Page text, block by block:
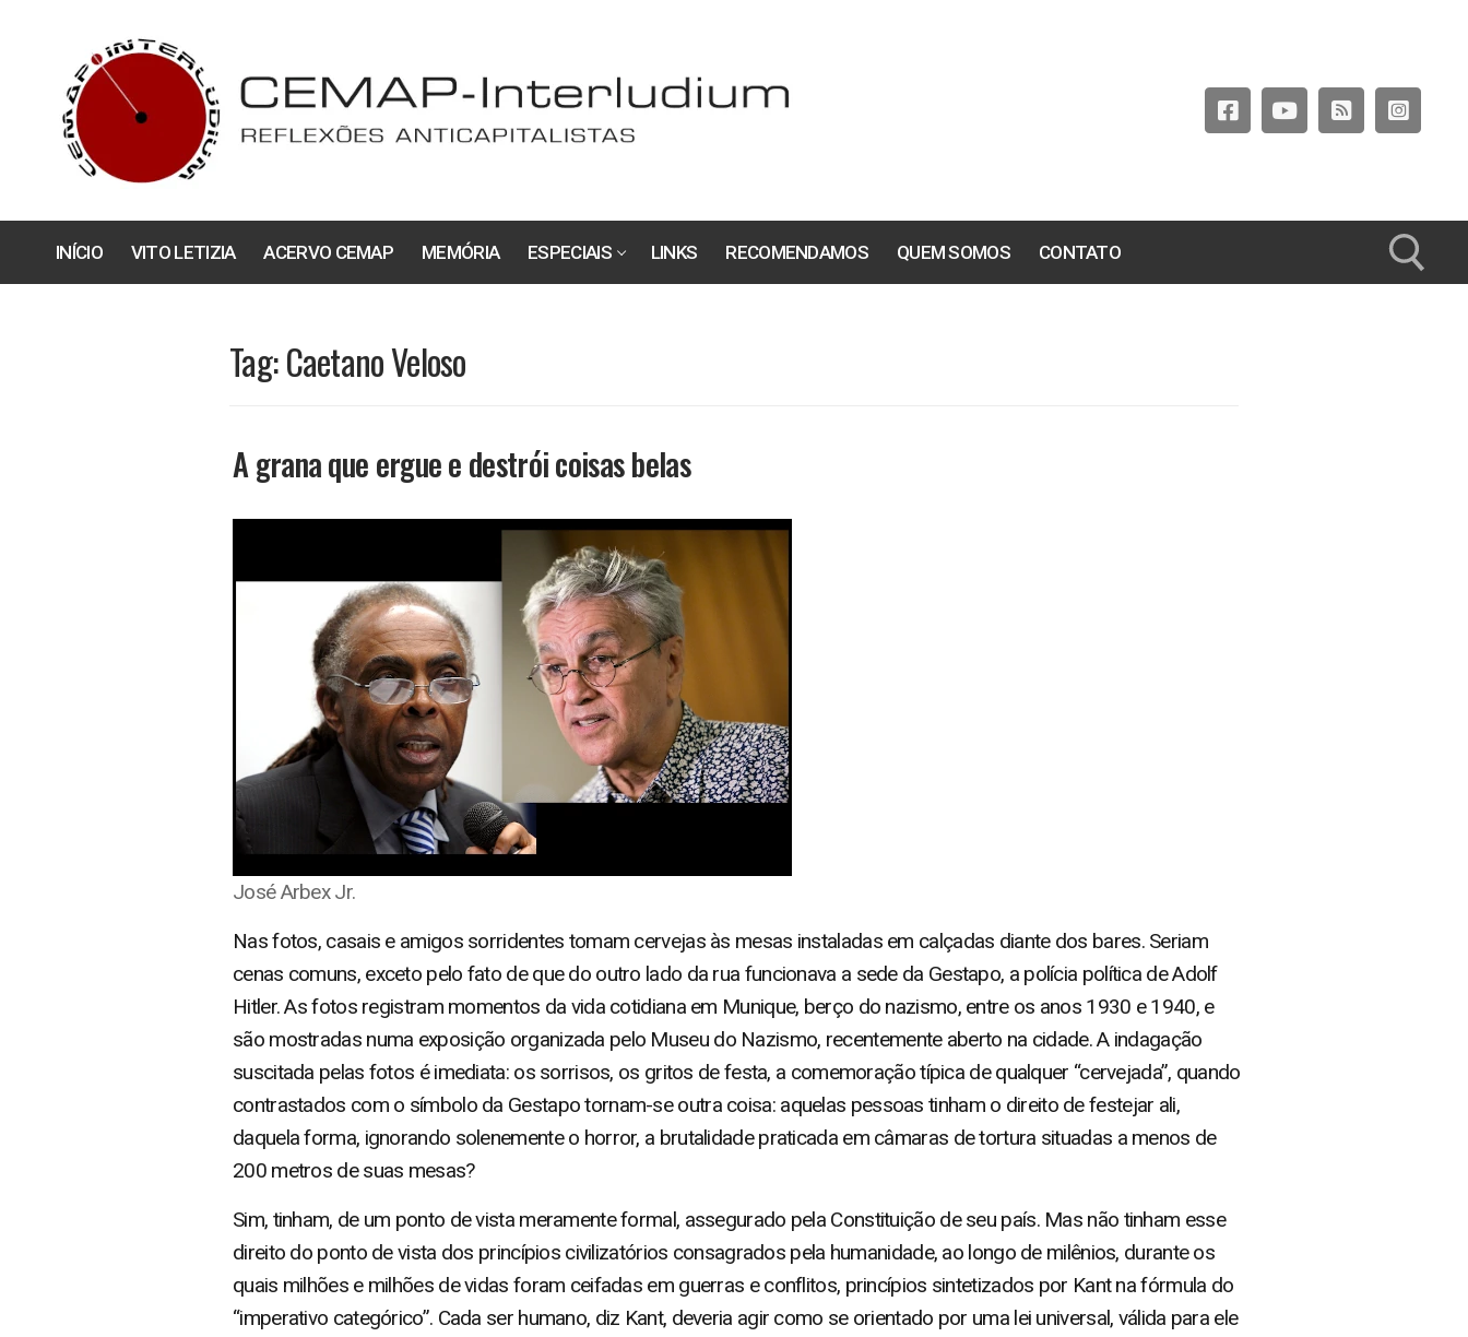
conteúdo
INÍCIO VITO LETIZIA ACERVO CEMAP MEMÓRIA ESPECIAIS LINKS RECOMENDAMOS QUEM SOMOS CONTATO
Tag:Caetano Veloso
A grana que ergue e destrói coisas belas
José Arbex Jr.
Nas fotos, casais e amigos sorridentes tomam cervejas às mesas instaladas em calçadas diante dos bares. Seriam
cenas comuns, exceto pelo fato de que do outro lado da rua funcionava a sede da Gestapo, a polícia política de Adolf
Hitler. As fotos registram momentos da vida cotidiana em Munique, berço do nazismo, entre os anos 1930 e 1940, e
são mostradas numa exposição organizada pelo Museu do Nazismo, recentemente aberto na cidade. A indagação
suscitada pelas fotos é imediata: os sorrisos, os gritos de festa, a comemoração típica de qualquer “cervejada”, quando
contrastados com o símbolo da Gestapo tornam-se outra coisa: aquelas pessoas tinham o direito de festejar ali,
daquela forma, ignorando solenemente o horror, a brutalidade praticada em câmaras de tortura situadas a menos de
200 metros de suas mesas?
Sim, tinham, de um ponto de vista meramente formal, assegurado pela Constituição de seu país. Mas não tinham esse
direito do ponto de vista dos princípios civilizatórios consagrados pela humanidade, ao longo de milênios, durante os
quais milhões e milhões de vidas foram ceifadas em guerras e conflitos, princípios sintetizados por Kant na fórmula do
“imperativo categórico”. Cada ser humano, diz Kant, deveria agir como se orientado por uma lei universal, válida para ele